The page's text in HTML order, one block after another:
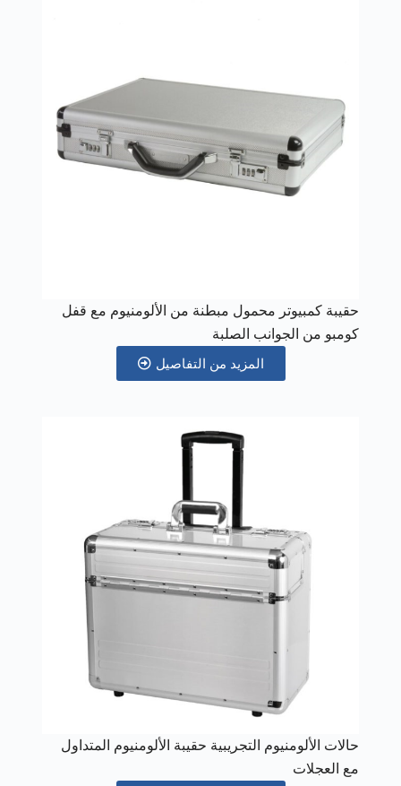
حقيبة كمبيوتر محمول مبطنة من الألومنيوم مع قفل
كومبو من الجوانب الصلبة
المزيد من التفاصيل
حالات الألومنيوم التجريبية حقيبة الألومنيوم المتداول
مع العجلات